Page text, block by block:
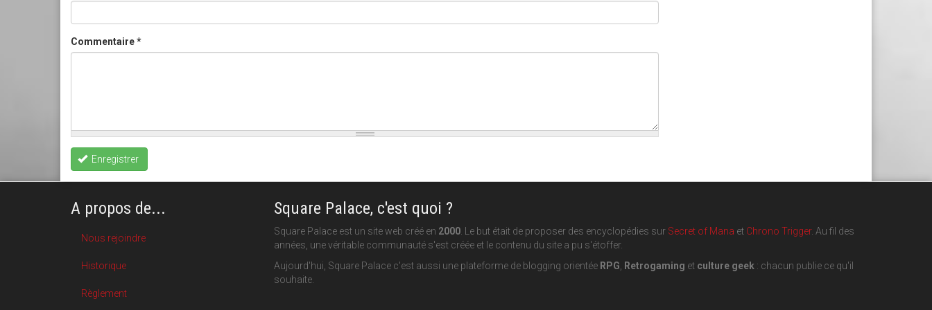
Commentaire*
Enregistrer
A propos de...
Nous rejoindre
Historique
Règlement
Square Palace, c'est quoi ?
Square Palace est un site web créé en 2000. Le but était de proposer des encyclopédies sur Secret of Mana et Chrono Trigger. Au fil des
années, une véritable communauté s'est créée et le contenu du site a pu s'étoffer.
Aujourd'hui, Square Palace c'est aussi une plateforme de blogging orientée RPG Retrogaming et culture geek : chacun publie ce qu'il
souhaite.